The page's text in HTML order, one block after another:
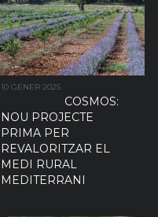
10 GENER 2025
COSMOS:
NOU PROJECTE
PRIMA PER
REVALORITZAR EL
MEDI RURAL
MEDITERRANI